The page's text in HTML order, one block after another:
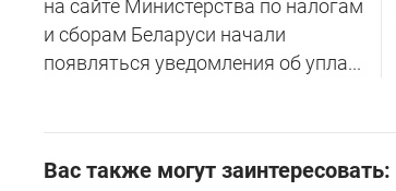
на сайте Министерства по налогам
и сборам Беларуси начали
появляться уведомления об упла...
Вас также могут заинтересовать: